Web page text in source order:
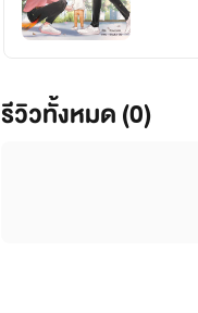
รีวิวทั้งหมด (0)